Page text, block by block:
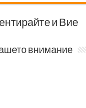
и Вие
внимание